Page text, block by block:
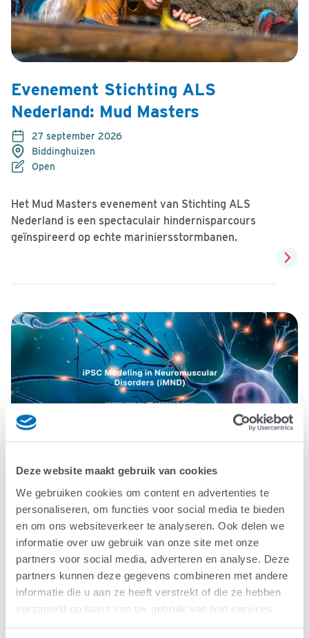
Deze website maakt gebruik van cookies
We gebruiken cookies om content en advertenties te
personaliseren, om functies voor social media te bieden
en om ons websiteverkeer te analyseren. Ook delen we
informatie over uw gebruik van onze site met onze
partners voor social media, adverteren en analyse. Deze
partners kunnen deze gegevens combineren met andere
informatie die u aan ze heeft verstrekt of die ze hebben
verzameld op basis van uw gebruik van hun services.
Evenement Stichting ALS
Nederland: Mud Masters
27 september 2026
Biddinghuizen
Open
Het Mud Masters evenement van Stichting ALS
Nederland is een spectaculair hindernisparcours
geïnspireerd op echte mariniersstormbanen.
iPSC Modeling in Neuromuscular
Disorders (iMND) Meeting
30 september - 2 oktober 2026
SS Rotterdam